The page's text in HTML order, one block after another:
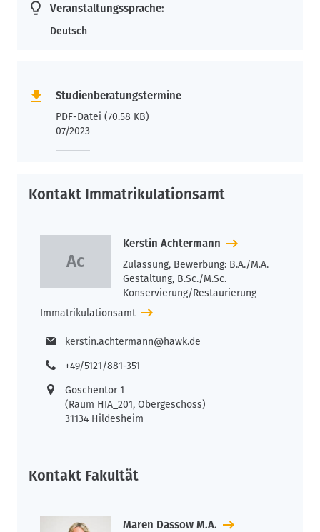
Veranstaltungssprache:
Deutsch
Studienberatungstermine
PDF-Datei (70.58 KB)
07/2023
Kontakt Immatrikulationsamt
Kerstin Achtermann
Zulassung, Bewerbung: B.A./M.A.
Gestaltung, B.Sc./M.Sc.
Konservierung/Restaurierung
Immatrikulationsamt
kerstin.achtermann@hawk.de
+49/5121/881-351
Goschentor 1
(Raum HIA_201, Obergeschoss)
31134 Hildesheim
Kontakt Fakultät
Maren Dassow M.A.